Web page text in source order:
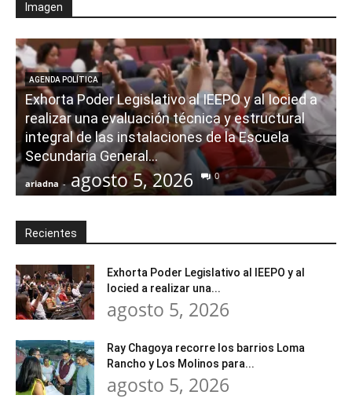
Imagen
AGENDA POLÍTICA
Exhorta Poder Legislativo al IEEPO y al Iocied a
realizar una evaluación técnica y estructural
integral de las instalaciones de la Escuela
Secundaria General...
ariadna - agosto 5, 2026 0
Recientes
Exhorta Poder Legislativo al IEEPO y al
Iocied a realizar una...
agosto 5, 2026
Ray Chagoya recorre los barrios Loma
Rancho y Los Molinos para...
agosto 5, 2026